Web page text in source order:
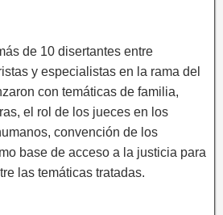
de 10 disertantes entre
y especialistas en la rama del
con temáticas de familia,
el rol de los jueces en los
convención de los
base de acceso a la justicia para
las temáticas tratadas.